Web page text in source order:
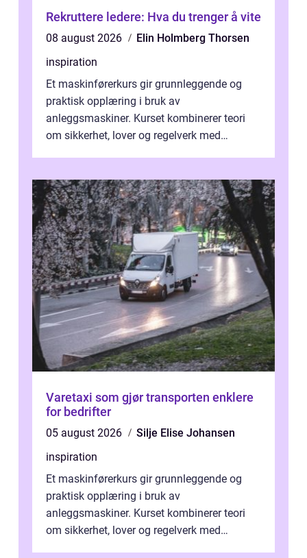
Rekruttere ledere: Hva du trenger å vite
08 august 2026
Elin Holmberg Thorsen
inspiration
Et maskinførerkurs gir grunnleggende og
praktisk opplæring i bruk av
anleggsmaskiner. Kurset kombinerer teori
om sikkerhet, lover og regelverk med
Varetaxi som gjør transporten enklere
for bedrifter
05 august 2026
Silje Elise Johansen
inspiration
Et maskinførerkurs gir grunnleggende og
praktisk opplæring i bruk av
anleggsmaskiner. Kurset kombinerer teori
om sikkerhet, lover og regelverk med